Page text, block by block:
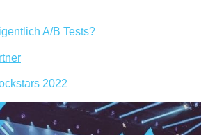
A/B Tests?
2022